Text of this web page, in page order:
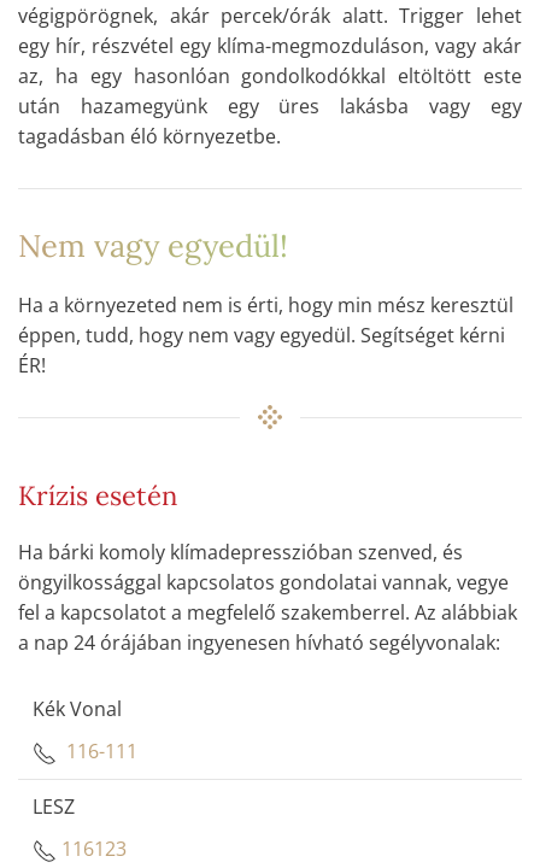
végigpörögnek, akár percek/órák alatt. Trigger lehet
egy hír, részvétel egy klíma-megmozduláson, vagy akár
az, ha egy hasonlóan gondolkodókkal eltöltött este
után hazamegyünk egy üres lakásba vagy egy
tagadásban éló környezetbe.
Nem vagy egyedül!
Ha a környezeted nem is érti, hogy min mész keresztül
éppen, tudd, hogy nem vagy egyedül. Segítséget kérni
ÉR!
Krízis esetén
Ha bárki komoly klímadepresszióban szenved, és
öngyilkossággal kapcsolatos gondolatai vannak, vegye
fel a kapcsolatot a megfelelő szakemberrel. Az alábbiak
a nap 24 órájában ingyenesen hívható segélyvonalak:
Kék Vonal
116-111
LESZ
116123